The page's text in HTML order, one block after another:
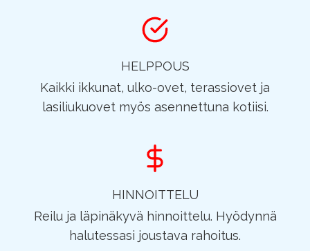
HELPPOUS
Kaikki ikkunat, ulko-ovet, terassiovet ja
lasiliukuovet myös asennettuna kotiisi.
HINNOITTELU
Reilu ja läpinäkyvä hinnoittelu. Hyödynnä
halutessasi joustava rahoitus.